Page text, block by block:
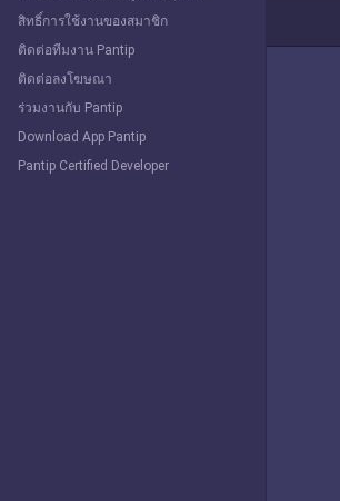
สิทธิ์การใช้งานของสมาชิก
ติดต่อทีมงาน Pantip
ติดต่อลงโฆษณา
ร่วมงานกับ Pantip
Download App Pantip
Pantip Certified Developer